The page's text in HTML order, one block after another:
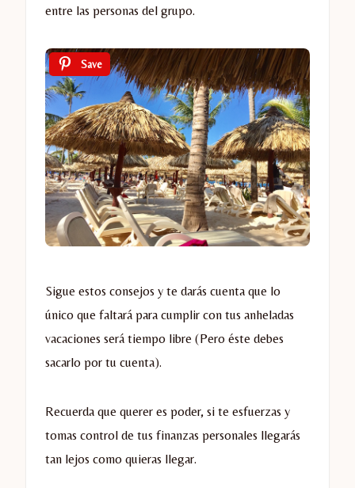
entre las personas del grupo.
Save
Sigue estos consejos y te darás cuenta que lo
único que faltará para cumplir con tus anheladas
vacaciones será tiempo libre (Pero éste debes
sacarlo por tu cuenta).
Recuerda que querer es poder, si te esfuerzas y
tomas control de tus finanzas personales llegarás
tan lejos como quieras llegar.